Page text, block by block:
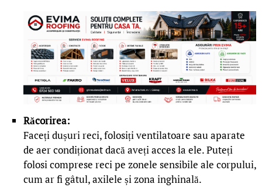
Răcorirea:
Faceți dușuri reci, folosiți ventilatoare sau aparate
de aer condiționat dacă aveți acces la ele.Puteți
folosi comprese reci pe zonele sensibile ale corpului,
cum ar fi gâtul, axilele și zona inghinală.